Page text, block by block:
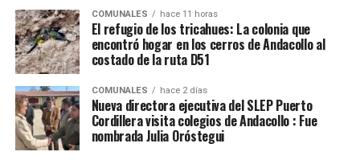
COMUNALES hace 11 horas
El refugio de los tricahues: La colonia que
encontró hogar en los cerros de Andacollo al
costado de la ruta D51
COMUNALES hace 2 días
Nueva directora ejecutiva del SLEP Puerto
Cordillera visita colegios de Andacollo : Fue
nombrada Julia Oróstegui